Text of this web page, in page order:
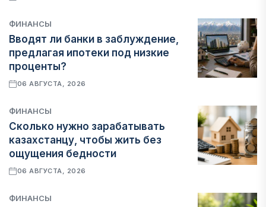
ФИНАНСЫ
Вводят ли банки в заблуждение,
предлагая ипотеки под низкие
проценты?
06 АВГУСТА, 2026
ФИНАНСЫ
Сколько нужно зарабатывать
казахстанцу, чтобы жить без
ощущения бедности
06 АВГУСТА, 2026
ФИНАНСЫ